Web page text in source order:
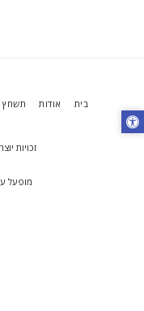
זכויות יוצרים © 2026 כל
מופעל
בית אודות תשחץ